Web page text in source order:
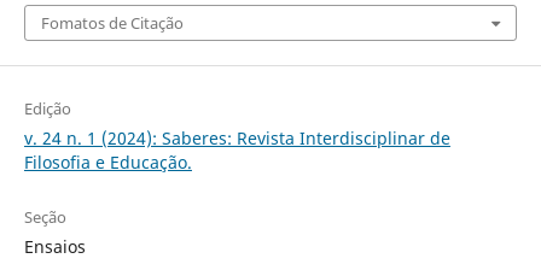
Fomatos de Citação
Edição
v. 24 n. 1 (2024): Saberes: Revista Interdisciplinar de
Filosofia e Educação.
Seção
Ensaios